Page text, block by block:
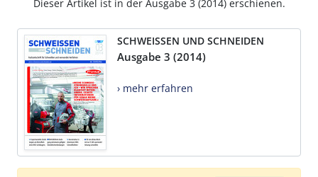
Dieser Artikel ist in der Ausgabe 3 (2014) erschienen.
SCHWEISSEN UND SCHNEIDEN
Ausgabe 3 (2014)
› mehr erfahren